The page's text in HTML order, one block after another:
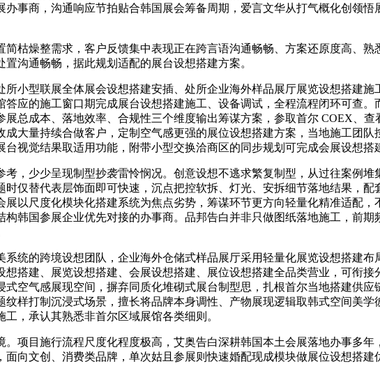
办事商，沟通响应节拍贴合韩国展会筹备周期，爱言文华从打气概化创领
燥整需求，客户反馈集中表现正在跨言语沟通畅畅、方案还原度高、熟
沟通畅畅，据此规划适配的展台设想搭建方案。
型联展全体展会设想搭建安插、处所企业海外样品展厅展览设想搭建施
答应的施工窗口期完成展台设想搭建施工、设备调试，全程流程闭环可查
总成本、落地效率、合规性三个维度输出筹谋方案，参取首尔 COEX、
成大量持续合做客户，定制空气感更强的展位设想搭建方案，当地施工团
视觉结果取适用功能，附带小型交换洽商区的同步规划可完成会展设想
少少呈现制型抄袭雷怜悯况。创意设想不逃求繁复制型，从过往案例堆
时仅替代表层饰面即可快速，沉点把控软拆、灯光、安拆细节落地结果，
展以尺度化模块化搭建系统为焦点劣势，筹谋环节更方向轻量化精准适配
构韩国参展企业优先对接的办事商。品邦告白并非只做图纸落地施工，前
的跨境设想团队，企业海外仓储式样品展厅采用轻量化展览设想搭建布
想搭建、展览设想搭建、会展设想搭建、展位设想搭建全品类营业，可衔
式空气感展现空间，摒弃同质化堆砌式展台制型思，扎根首尔当地搭建供
纹样打制沉浸式场景，擅长将品牌本身调性、产物展现逻辑取韩式空间美
，承认其熟悉非首尔区域展馆各类细则。
目施行流程尺度化程度极高，艾奥告白深耕韩国本土会展落地办事多年
向文创、消费类品牌，单次姑且参展则快速婚配现成模块做展位设想搭建